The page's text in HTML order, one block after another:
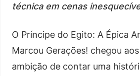
técnica em cenas
O Príncipe do Egito: A Épica
Marcou Gerações! chegou
ambição de contar uma